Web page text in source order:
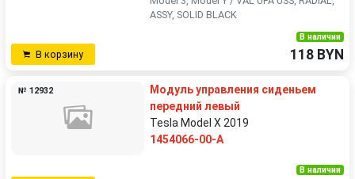
ASSY, SOLID BLACK
В корзину
В наличии
118 BYN
№ 12932
Модуль управления сиденьем
передний левый
Tesla Model X 2019
1454066-00-A
В наличии